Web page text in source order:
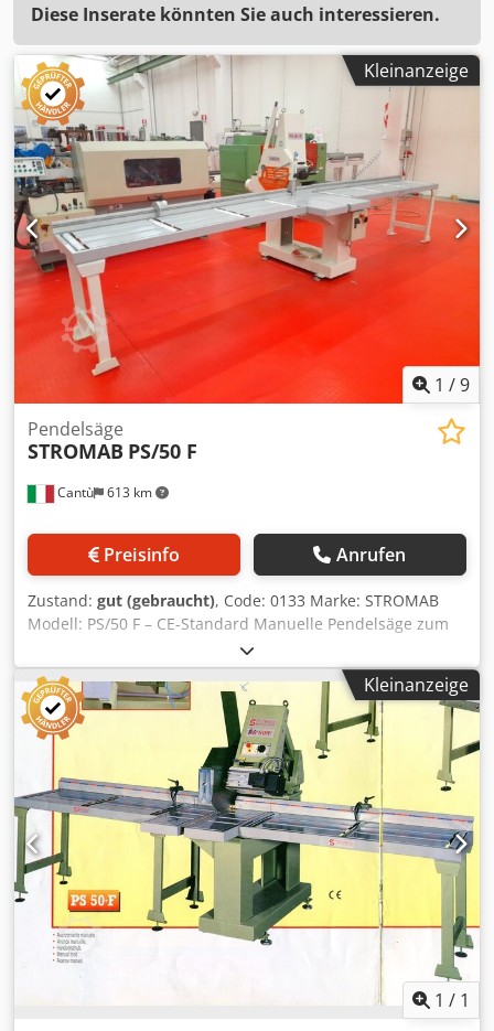
Diese Inserate könnten Sie auch interessieren.
Kleinanzeige
1 /9
Cantù 613 km
Pendelsäge
STROMAB PS/50 F
Preisinfo Anrufen
Zustand: gut (gebraucht), Code: 0133 Marke: STROMAB
Modell: PS/50 F – CE-Standard Manuelle Pendelsäge zum
Schneiden von Brettern, Holzverpackungen, Möbeln,
Fensterrahmen und verschiedenen anderen
Anwendungen – CE-Standard Dedpfxoylbqgo Aiaskr
Technische Daten: Sägeblattdurchmesser: 500 mm F30
Sägeblattdrehzahl: 2.800 U/min Motorleistung: 7,5 PS
Schnittkapazität: 510 mm Schnitttiefe: 145 mm Manueller
Vorschub Absaugstutzendurchmesser: 150 mm Einlauf-
Rollentisch: 2.000 mm Auslauf-Rollentisch: 2.000 mm
Gewicht: 350 kg
Kleinanzeige
1 / 1